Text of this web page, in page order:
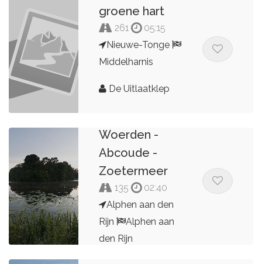
groene hart
261
05:15
Nieuwe-Tonge
Middelharnis
De Uitlaatklep
Woerden -
Abcoude -
Zoetermeer
135
02:40
Alphen aan den
Rijn
Alphen aan
den Rijn